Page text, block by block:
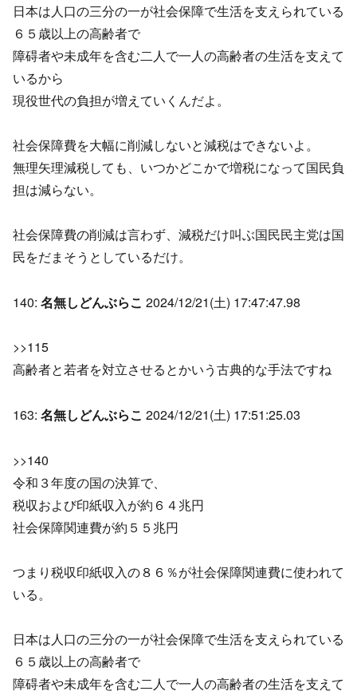
日本は人口の三分の一が社会保障で生活を支えられている
６５歳以上の高齢者で
障碍者や未成年を含む二人で一人の高齢者の生活を支えて
いるから
現役世代の負担が増えていくんだよ。
社会保障費を大幅に削減しないと減税はできないよ。
無理矢理減税しても、いつかどこかで増税になって国民負
担は減らない。
社会保障費の削減は言わず、減税だけ叫ぶ国民民主党は国
民をだまそうとしているだけ。
140: 名無しどんぶらこ 2024/12/21(土) 17:47:47.98
>>115
高齢者と若者を対立させるとかいう古典的な手法ですね
163: 名無しどんぶらこ 2024/12/21(土) 17:51:25.03
>>140
令和３年度の国の決算で、
税収および印紙収入が約６４兆円
社会保障関連費が約５５兆円
つまり税収印紙収入の８６％が社会保障関連費に使われて
いる。
日本は人口の三分の一が社会保障で生活を支えられている
６５歳以上の高齢者で
障碍者や未成年を含む二人で一人の高齢者の生活を支えて